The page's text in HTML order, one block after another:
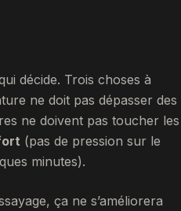
décide. Trois choses à
ne doit pas dépasser des
ne doivent pas toucher les
(pas de pression sur le
minutes).
ça ne s’améliorera